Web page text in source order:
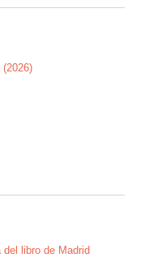
libro de Madrid